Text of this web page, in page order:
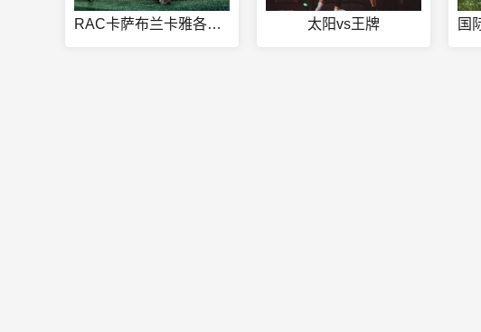
RAC卡萨布兰卡雅各布曼苏尔今日赛事 太阳vs王牌